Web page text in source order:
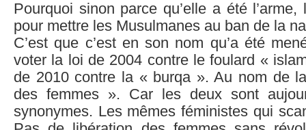
Pourquoi sinon parce qu’elle a été l’arme,
pour mettre les Musulmanes au ban de la
C’est que c’est en son nom qu’a été
voter la loi de 2004 contre le foulard «
de 2010 contre la « burqa ». Au nom de
des femmes ». Car les deux sont
synonymes. Les mêmes féministes qui